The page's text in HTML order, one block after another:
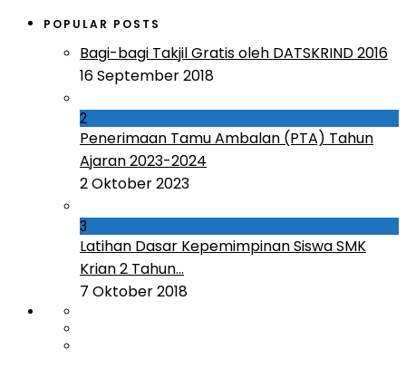
POPULAR POSTS
Bagi-bagi Takjil Gratis oleh DATSKRIND 2016
16 September 2018
2
Penerimaan Tamu Ambalan (PTA) Tahun
Ajaran 2023-2024
2 Oktober 2023
3
Latihan Dasar Kepemimpinan Siswa SMK
Krian 2 Tahun...
7 Oktober 2018